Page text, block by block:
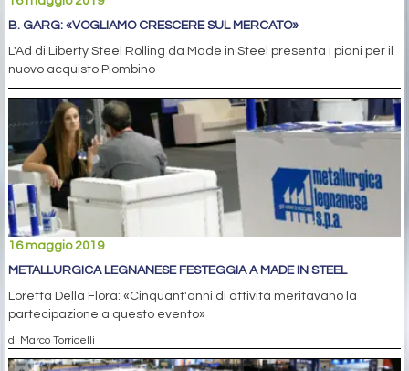
B. GARG: «VOGLIAMO CRESCERE SUL MERCATO»
L'Ad di Liberty Steel Rolling da Made in Steel presenta i piani per il
nuovo acquisto Piombino
16 maggio 2019
METALLURGICA LEGNANESE FESTEGGIA A MADE IN STEEL
Loretta Della Flora: «Cinquant'anni di attività meritavano la
partecipazione a questo evento»
di Marco Torricelli